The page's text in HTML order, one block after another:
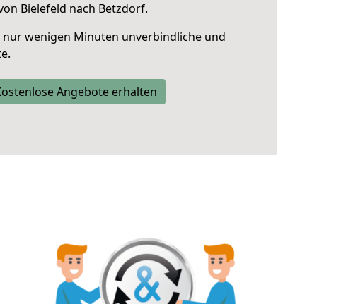
Bielefeld nach Betzdorf.
nur wenigen Minuten unverbindliche und
Angebote erhalten